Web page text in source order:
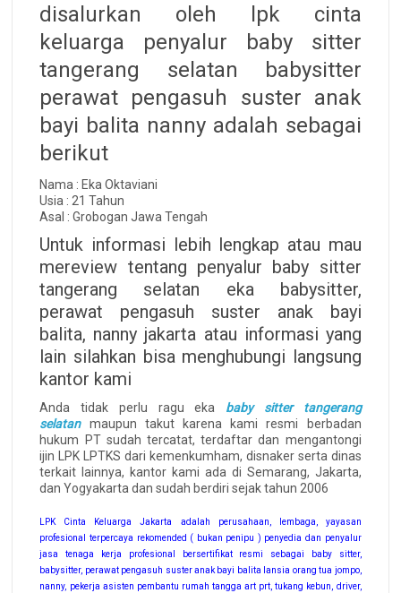
disalurkan oleh lpk cinta
keluarga penyalur baby sitter
tangerang selatan babysitter
perawat pengasuh suster anak
bayi balita nanny adalah sebagai
berikut
Nama : Eka Oktaviani
Usia : 21 Tahun
Asal : Grobogan Jawa Tengah
Untuk informasi lebih lengkap atau mau
mereview tentang penyalur baby sitter
tangerang selatan eka babysitter,
perawat pengasuh suster anak bayi
balita, nanny jakarta atau informasi yang
lain silahkan bisa menghubungi langsung
kantor kami
Anda tidak perlu ragu eka baby sitter tangerang
selatanmaupun takut karena kami resmi berbadan
hukum PT sudah tercatat, terdaftar dan mengantongi
ijin LPK LPTKS dari kemenkumham, disnaker serta dinas
terkait lainnya, kantor kami ada di Semarang, Jakarta,
dan Yogyakarta dan sudah berdiri sejak tahun 2006
LPK Cinta Keluarga Jakarta adalah perusahaan, lembaga, yayasan
profesional terpercaya rekomended ( bukan penipu ) penyedia dan penyalur
jasa tenaga kerja profesional bersertifikat resmi sebagai baby sitter,
babysitter, perawat pengasuh suster anak bayi balita lansia orang tua jompo,
nanny, pekerja asisten pembantu rumah tangga art prt, tukang kebun, driver,